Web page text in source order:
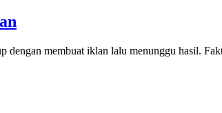
membuat iklan lalu menunggu hasil.